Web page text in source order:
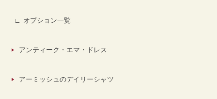
オプション一覧
アンティーク・エマ・ドレス
アーミッシュのデイリーシャツ